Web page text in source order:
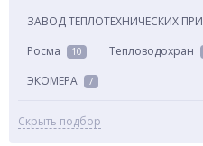
ЗАВОД ТЕПЛОТЕХНИЧЕСКИХ
Росма 10 Тепловодохран
ЭКОМЕРА 7
Скрыть подбор